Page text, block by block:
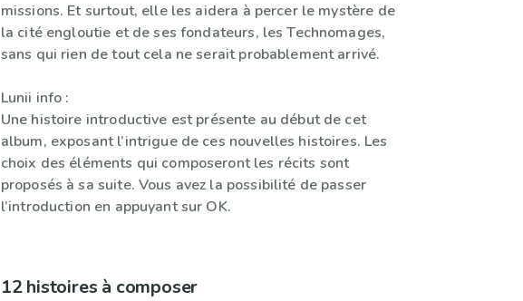
missions. Et surtout, elle les aidera à percer le mystère de
la cité engloutie et de ses fondateurs, les Technomages,
sans qui rien de tout cela ne serait probablement arrivé.
Lunii info :
Une histoire introductive est présente au début de cet
album, exposant l’intrigue de ces nouvelles histoires. Les
choix des éléments qui composeront les récits sont
proposés à sa suite. Vous avez la possibilité de passer
l’introduction en appuyant sur OK.
12 histoires à composer